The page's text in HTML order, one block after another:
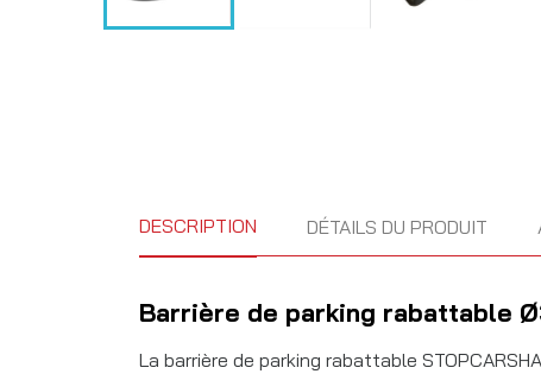
DESCRIPTION DÉTAILS DU PRODUIT
Barrière de parking rabattable
La barrière de parking rabattable